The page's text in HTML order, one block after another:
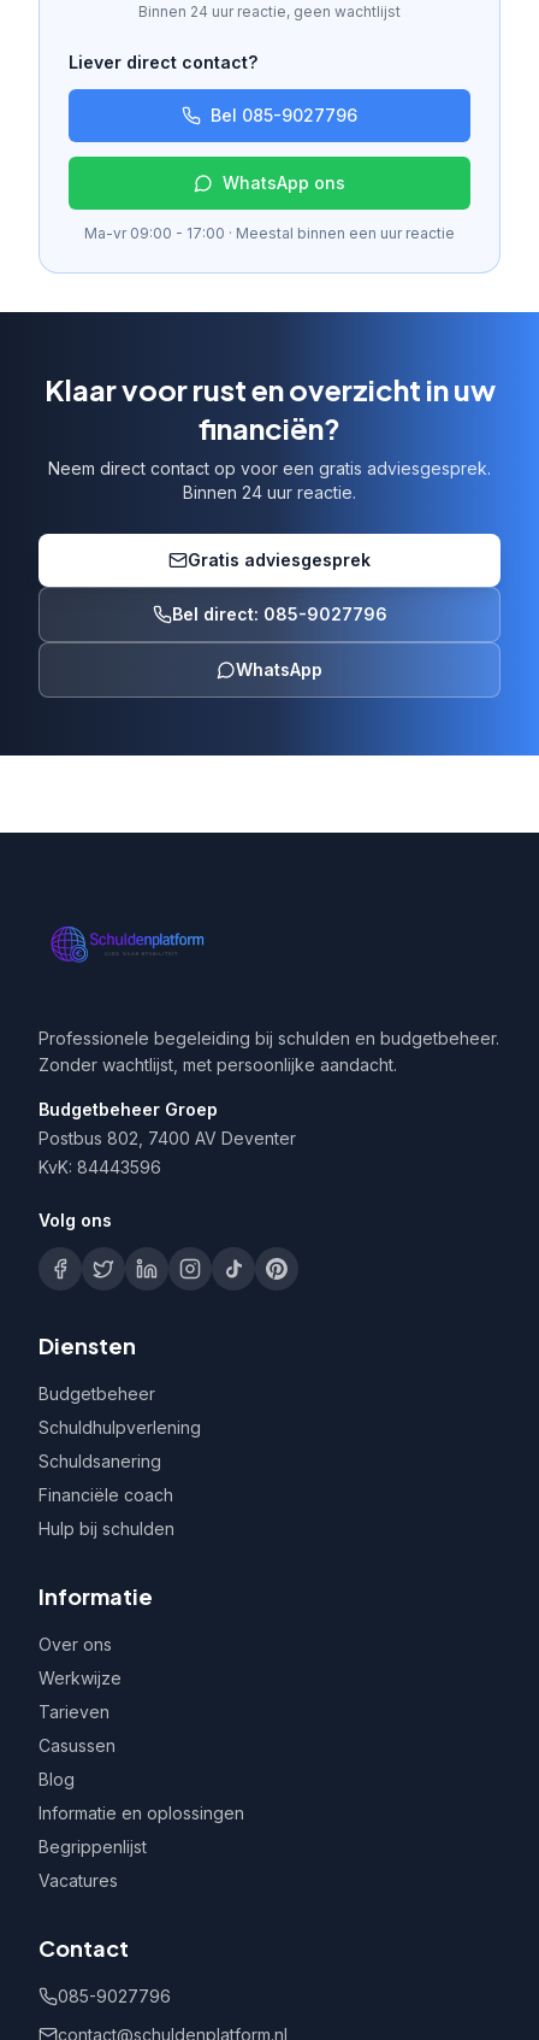
Binnen 24 uur reactie, geen wachtlijst
Liever direct contact?
Bel 085-9027796
WhatsApp ons
Ma-vr 09:00 - 17:00 · Meestal binnen een uur reactie
Klaar voor rust en overzicht in uw
financiën?
Neem direct contact op voor een gratis adviesgesprek.
Binnen 24 uur reactie.
Gratis adviesgesprek
Bel direct: 085-9027796
WhatsApp
Professionele begeleiding bij schulden en budgetbeheer.
Zonder wachtlijst, met persoonlijke aandacht.
Budgetbeheer Groep
Postbus 802, 7400 AV Deventer
KvK: 84443596
Volg ons
Diensten
Budgetbeheer
Schuldhulpverlening
Schuldsanering
Financiële coach
Hulp bij schulden
Informatie
Over ons
Werkwijze
Tarieven
Casussen
Blog
Informatie en oplossingen
Begrippenlijst
Vacatures
Contact
085-9027796
contact@schuldenplatform.nl